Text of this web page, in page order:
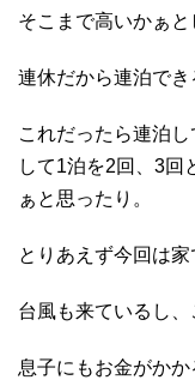
そこまで高いかぁと
連休だから連泊でき
これだったら連泊
して1泊を2回、3回
ぁと思ったり。
とりあえず今回は家
台風も来ているし
息子にもお金がか